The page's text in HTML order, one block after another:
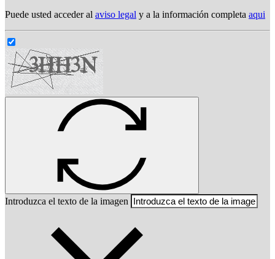
Puede usted acceder al aviso legal y a la información completa aqui
Introduzca el texto de la imagen